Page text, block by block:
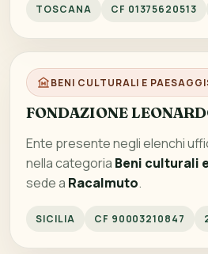
TOSCANA CF 01375620513
BENI CULTURALI E
FONDAZIONE
Ente presente negli elenchi
nella categoria Beni culturali
sede a Racalmuto.
SICILIA CF 90003210847